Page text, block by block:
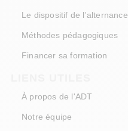
Le dispositif de l'alternance
Méthodes pédagogiques
Financer sa formation
À propos de l'ADT
Notre équipe